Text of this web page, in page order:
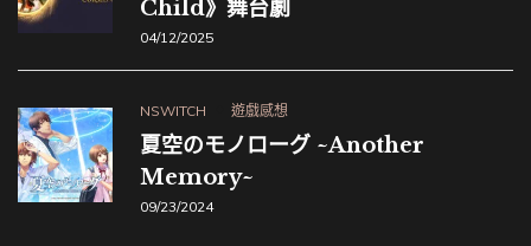
夏空のモノローグ ~Another
Memory~